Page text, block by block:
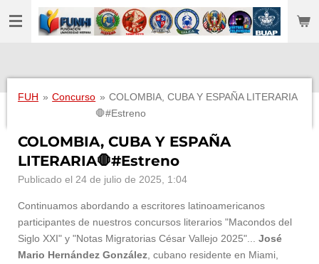
Ir
al
FUH » Concurso » COLOMBIA, CUBA Y ESPAÑA LITERARIA
🛑#Estreno
COLOMBIA, CUBA Y ESPAÑA
LITERARIA🛑#Estreno
Publicado el 24 de julio de 2025, 1:04
Continuamos abordando a escritores latinoamericanos
participantes de nuestros concursos literarios "Macondos del
Siglo XXI" y "Notas Migratorias César Vallejo 2025"... José
Mario Hernández González , cubano residente en Miami,